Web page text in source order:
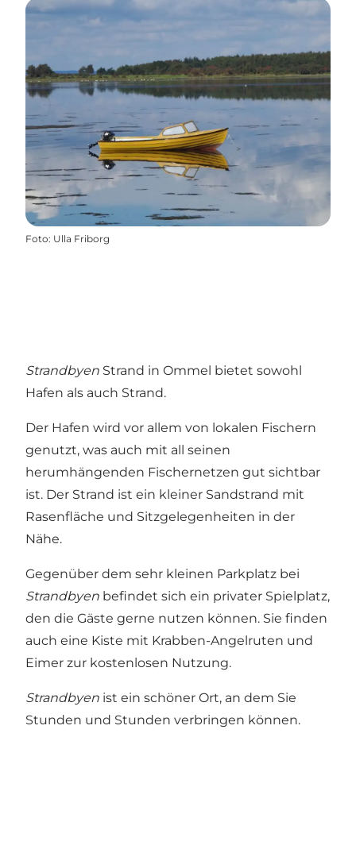
Foto: Ulla Friborg
Strandbyen Strand in Ommel bietet sowohl
Hafen als auch Strand.
Der Hafen wird vor allem von lokalen Fischern
genutzt, was auch mit all seinen
herumhängenden Fischernetzen gut sichtbar
ist. Der Strand ist ein kleiner Sandstrand mit
Rasenfläche und Sitzgelegenheiten in der
Nähe.
Gegenüber dem sehr kleinen Parkplatz bei
Strandbyen befindet sich ein privater Spielplatz,
den die Gäste gerne nutzen können. Sie finden
auch eine Kiste mit Krabben-Angelruten und
Eimer zur kostenlosen Nutzung.
Strandbyen ist ein schöner Ort, an dem Sie
Stunden und Stunden verbringen können.